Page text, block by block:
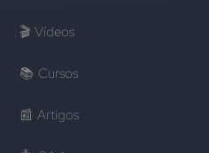
🎬 Vídeos
📚 Cursos
📰 Artigos